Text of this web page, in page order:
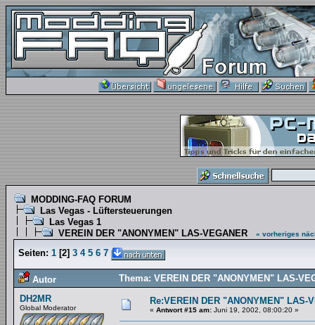
MODDING-FAQ FORUM
Las Vegas - Lüftersteuerungen
Las Vegas 1
VEREIN DER "ANONYMEN" LAS-VEGANER
« vorheriges
Seiten: 1 [2] 3 4 5 6 7
Autor
Thema: VEREIN DER "ANONYMEN" LAS-
DH2MR
Global Moderator
Re:VEREIN DER "ANONYMEN" LAS-
« Antwort #15 am: Juni 19, 2002, 08:00:20 »